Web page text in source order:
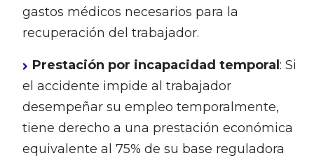
gastos médicos necesarios para la
recuperación del trabajador.
Prestación por incapacidad temporal : Si
el accidente impide al trabajador
desempeñar su empleo temporalmente,
tiene derecho a una prestación económica
equivalente al 75% de su base reguladora